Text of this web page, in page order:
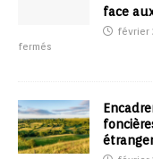
face
février
fermés